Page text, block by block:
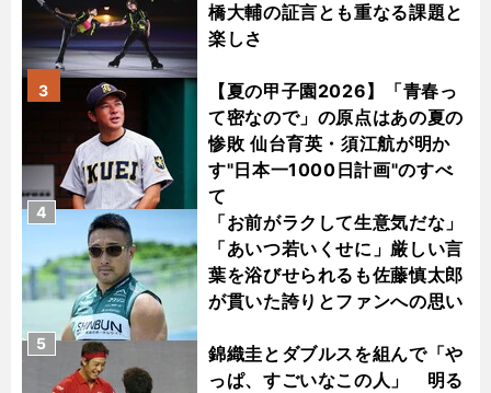
橋大輔の証言とも重なる課題と
楽しさ
【夏の甲子園2026】「青春っ
て密なので」の原点はあの夏の
惨敗 仙台育英・須江航が明か
す"日本一1000日計画"のすべ
て
3
「お前がラクして生意気だな」
「あいつ若いくせに」厳しい言
葉を浴びせられるも佐藤慎太郎
が貫いた誇りとファンへの思い
4
錦織圭とダブルスを組んで「や
っぱ、すごいなこの人」 明る
5